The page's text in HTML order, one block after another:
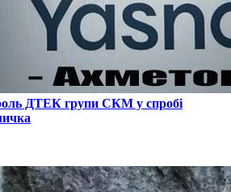
ДТЕК групи СКМ у спробі